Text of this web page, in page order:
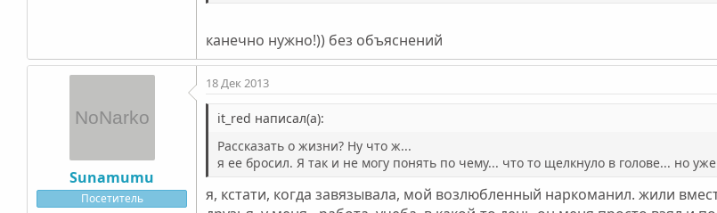
зимовали, летом жили на юге... все автостопом. Потом обосновались в
чему... что то щелкнуло в голове... но уже через месяц я нашел в новом
Я даже не знаю хочу ли я бросить... нужно ли это?
канечно нужно!)) без объяснений
Sunamumu
Посетитель
18 Дек 2013
it_red написал(а):
Рассказать о жизни? Ну что ж...
я ее бросил. Я так и не могу понять по чему... что то щелкнуло в голове... но
я, кстати, когда завязывала, мой возлюбленный наркоманил. жили